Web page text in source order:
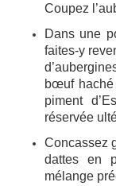
Coupez
Dans une
faites-y
bœuf haché
piment
réservée
Concassez
dattes en
mélange